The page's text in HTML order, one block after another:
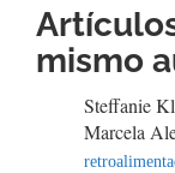
mismo
Steffanie
Marcela